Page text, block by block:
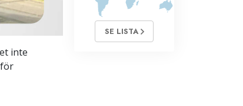
Organiseringens grunder
Grunderna i public relations
inte
SE LISTA